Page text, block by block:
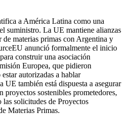
a América Latina como una
suministro. La UE mantiene alianzas
de materias primas con Argentina y
anunció formalmente el inicio
construir una asociación
Europea, que pidieron
autorizadas a hablar
UE también está dispuesta a asegurar
proyectos sostenibles prometedores,
las solicitudes de Proyectos
Materias Primas.